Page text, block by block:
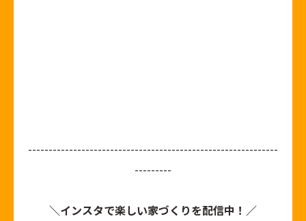
-------------------------------------------------------------
---------
＼インスタで楽しい家づくりを配信中！／